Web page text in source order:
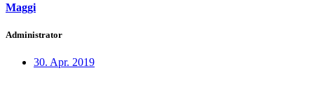
Maggi
Administrator
30. Apr. 2019